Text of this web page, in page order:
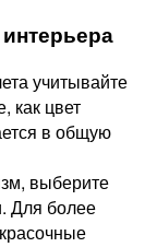
учитывайте
как цвет
в общую
выберите
Для более